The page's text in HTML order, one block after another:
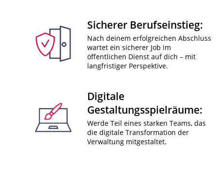
Sicherer Berufseinstieg:
Nach deinem erfolgreichen Abschluss
wartet ein sicherer Job im
öffentlichen Dienst auf dich – mit
langfristiger Perspektive.
Digitale
Gestaltungsspielräume:
Werde Teil eines starken Teams, das
die digitale Transformation der
Verwaltung mitgestaltet.